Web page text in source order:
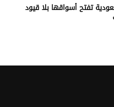
تفتح أسواقها بلا قيود